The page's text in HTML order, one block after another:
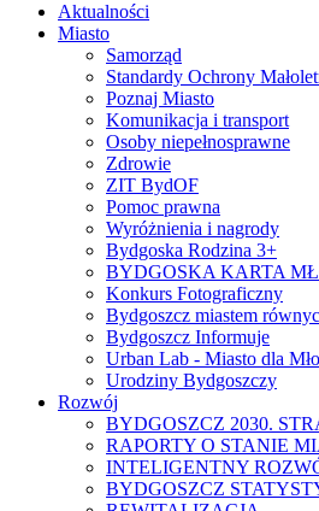
Aktualności
Miasto
Samorząd
Standardy Ochrony
Poznaj Miasto
Komunikacja i transport
Osoby niepełnosprawne
Zdrowie
ZIT BydOF
Pomoc prawna
Wyróżnienia i nagrody
Bydgoska Rodzina 3+
BYDGOSKA KARTA
Konkurs Fotograficzny
Bydgoszcz miastem
Bydgoszcz Informuje
Urban Lab - Miasto dla
Urodziny Bydgoszczy
Rozwój
BYDGOSZCZ 2030.
RAPORTY O STANIE
INTELIGENTNY
BYDGOSZCZ